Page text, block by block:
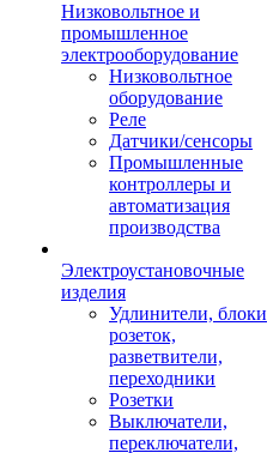
Низковольтное и
промышленное
электрооборудование
Низковольтное
оборудование
Реле
Датчики/сенсоры
Промышленные
контроллеры и
автоматизация
производства
Электроустановочные
изделия
Удлинители, блоки
розеток,
разветвители,
переходники
Розетки
Выключатели,
переключатели,